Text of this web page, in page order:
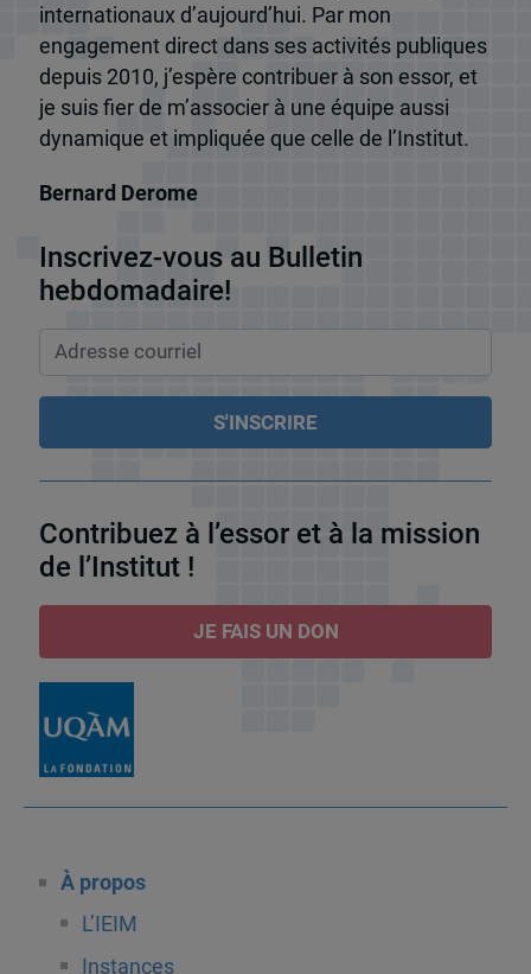
internationaux d’aujourd’hui. Par mon
engagement direct dans ses activités publiques
depuis 2010, j’espère contribuer à son essor, et
je suis fier de m’associer à une équipe aussi
dynamique et impliquée que celle de l’Institut.
Bernard Derome
Inscrivez-vous au Bulletin
hebdomadaire!
Contribuez à l’essor et à la mission
de l’Institut !
JE FAIS UN DON
À propos
L’IEIM
Instances